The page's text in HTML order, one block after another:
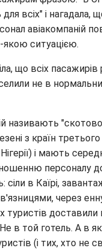
всіх" і нагадала,
авіакомпаній
якою ситуацією.
що всіх пасажирів
не в
називають
з країн третього
і мають
персоналу
сіли в Каїрі,
через
туристів
в той готель. А в
(і тих, хто не